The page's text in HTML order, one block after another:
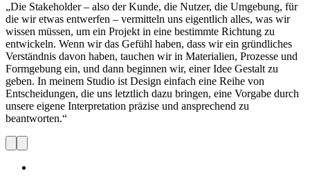
„Die Stakeholder – also der Kunde, die Nutzer, die Umgebung, für
die wir etwas entwerfen – vermitteln uns eigentlich alles, was wir
wissen müssen, um ein Projekt in eine bestimmte Richtung zu
entwickeln. Wenn wir das Gefühl haben, dass wir ein gründliches
Verständnis davon haben, tauchen wir in Materialien, Prozesse und
Formgebung ein, und dann beginnen wir, einer Idee Gestalt zu
geben. In meinem Studio ist Design einfach eine Reihe von
Entscheidungen, die uns letztlich dazu bringen, eine Vorgabe durch
unsere eigene Interpretation präzise und ansprechend zu
beantworten.“